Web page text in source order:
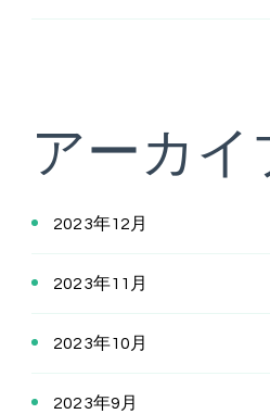
アーカイ
2023年12月
2023年11月
2023年10月
2023年9月